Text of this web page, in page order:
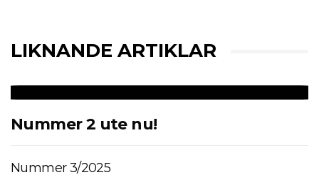
LIKNANDE ARTIKLAR
Nummer 2 ute nu!
Nummer 3/2025